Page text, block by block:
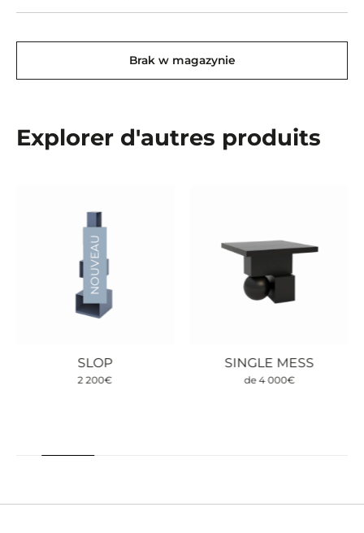
Brak w magazynie
Explorer d'autres produits
SINGLE MESS
€